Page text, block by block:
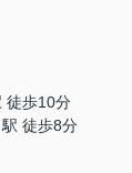
徒歩10分
駅 徒歩8分